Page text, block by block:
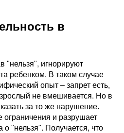
в
"нельзя", игнорируют
ребенком. В таком случае
опыт – запрет есть,
не вмешивается. Но в
за то же нарушение.
ограничения и разрушает
о "нельзя". Получается, что